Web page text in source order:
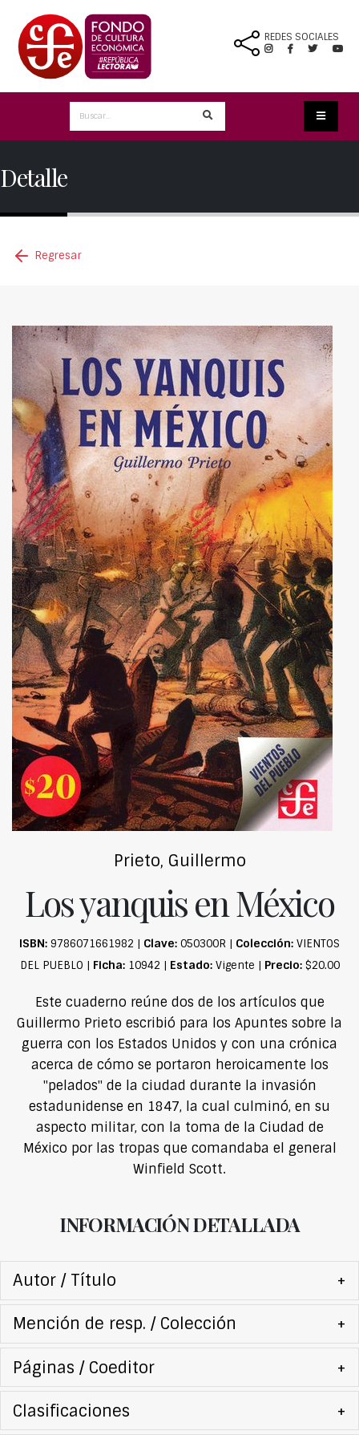
REDES SOCIALES
Detalle
Regresar
Prieto, Guillermo
Los yanquis en México
ISBN: 9786071661982 | Clave: 050300R | Colección: VIENTOS
DEL PUEBLO | Ficha:10942 | Estado:Vigente | Precio:$20.00
Este cuaderno reúne dos de los artículos que
Guillermo Prieto escribió para los Apuntes sobre la
guerra con los Estados Unidos y con una crónica
acerca de cómo se portaron heroicamente los
"pelados" de la ciudad durante la invasión
estadunidense en 1847, la cual culminó, en su
aspecto militar, con la toma de la Ciudad de
México por las tropas que comandaba el general
Winfield Scott.
INFORMACIÓN DETALLADA
Autor / Título +
Mención de resp. / Colección +
Páginas / Coeditor +
Clasificaciones +